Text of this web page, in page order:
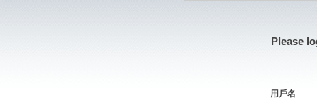
Please
用戶名